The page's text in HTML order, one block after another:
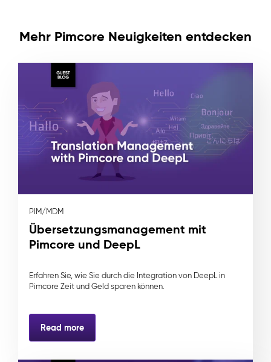
Mehr Pimcore Neuigkeiten entdecken
PIM/MDM
Übersetzungsmanagement mit
Pimcore und DeepL
Erfahren Sie, wie Sie durch die Integration von DeepL in
Pimcore Zeit und Geld sparen können.
Read more